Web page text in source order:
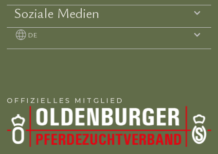
Soziale Medien
DE
OFFIZIELLES MITGLIED